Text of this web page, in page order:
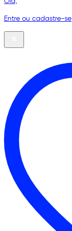
Entre ou cadastre-se